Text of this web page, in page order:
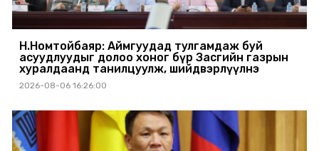
Н.Номтойбаяр: Аймгуудад тулгамдаж буй
асуудлуудыг долоо хоног бүр Засгийн газрын
хуралдаанд танилцуулж, шийдвэрлүүлнэ
2026-08-06 16:26:00